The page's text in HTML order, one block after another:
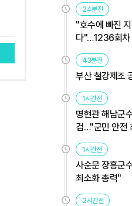
24분전
"호수에 빠진
다"…1236회차
43분전
부산 철강제조
1시간전
명현관 해남군
검…"군민 안전
1시간전
사순문 장흥군
최소화 총력"
2시간전